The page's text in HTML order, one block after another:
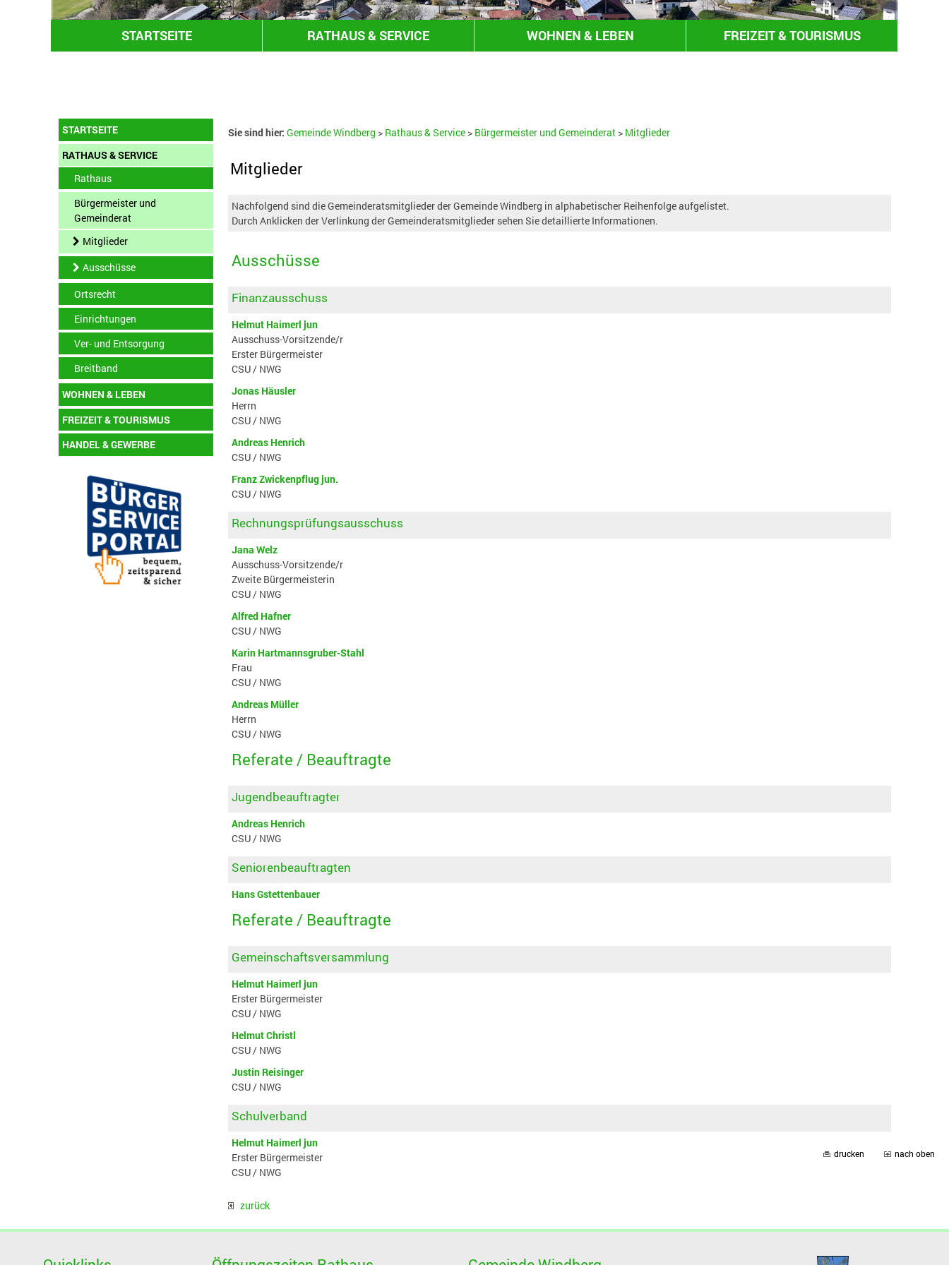
STARTSEITE RATHAUS & SERVICE WOHNEN & LEBEN
FREIZEIT & TOURISMUS
STARTSEITE
RATHAUS & SERVICE
Rathaus
Bürgermeister und
Gemeinderat
Mitglieder
Ausschüsse
Ortsrecht
Einrichtungen
Ver- und Entsorgung
Breitband
WOHNEN & LEBEN
FREIZEIT & TOURISMUS
HANDEL & GEWERBE
Sie sind hier: Gemeinde Windberg > Rathaus & Service> Bürgermeister und Gemeinderat> Mitglieder
Mitglieder
Nachfolgend sind die Gemeinderatsmitglieder der Gemeinde Windberg in alphabetischer Reihenfolge aufgelistet.
Durch Anklicken der Verlinkung der Gemeinderatsmitglieder sehen Sie detaillierte Informationen.
Ausschüsse
Finanzausschuss
Helmut Haimerl jun
Ausschuss-Vorsitzende/r
Erster Bürgermeister
CSU / NWG
Jonas Häusler
Herrn
CSU / NWG
Andreas Henrich
CSU / NWG
Franz Zwickenpflug jun.
CSU / NWG
Rechnungsprüfungsausschuss
Jana Welz
Ausschuss-Vorsitzende/r
Zweite Bürgermeisterin
CSU / NWG
Alfred Hafner
CSU / NWG
Karin Hartmannsgruber-Stahl
Frau
CSU / NWG
Andreas Müller
Herrn
CSU / NWG
Referate / Beauftragte
Jugendbeauftragter
Andreas Henrich
CSU / NWG
Seniorenbeauftragten
Hans Gstettenbauer
Referate / Beauftragte
Gemeinschaftsversammlung
Helmut Haimerl jun
Erster Bürgermeister
CSU / NWG
Helmut Christl
CSU / NWG
Justin Reisinger
CSU / NWG
Schulverband
Helmut Haimerl jun
Erster Bürgermeister
CSU / NWG
zurück
drucken nach oben